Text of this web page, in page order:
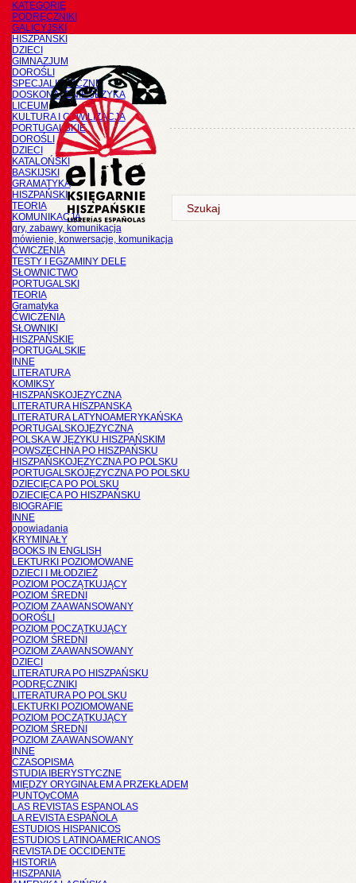
KATEGORIE
PODRĘCZNIKI
GALICYJSKI
HISZPAŃSKI
DZIECI
GIMNAZJUM
DOROŚLI
SPECJALISTYCZNE
DOSKONALENIE JĘZYKA
LICEUM
KULTURA I CYWILIZACJA
PORTUGALSKIE
DOROŚLI
DZIECI
KATALOŃSKI
BASKIJSKI
GRAMATYKA
HISZPAŃSKI
TEORIA
KOMUNIKACJA
gry, zabawy, komunikacja
mówienie, konwersacje, komunikacja
ĆWICZENIA
TESTY I EGZAMINY DELE
SŁOWNICTWO
PORTUGALSKI
TEORIA
Gramatyka
ĆWICZENIA
SŁOWNIKI
HISZPAŃSKIE
PORTUGALSKIE
INNE
LITERATURA
KOMIKSY
HISZPAŃSKOJĘZYCZNA
LITERATURA HISZPANSKA
LITERATURA LATYNOAMERYKAŃSKA
PORTUGALSKOJĘZYCZNA
POLSKA W JĘZYKU HISZPAŃSKIM
POWSZECHNA PO HISZPAŃSKU
HISZPAŃSKOJĘZYCZNA PO POLSKU
PORTUGALSKOJĘZYCZNA PO POLSKU
DZIECIĘCA PO POLSKU
DZIECIĘCA PO HISZPAŃSKU
BIOGRAFIE
INNE
opowiadania
KRYMINAŁY
BOOKS IN ENGLISH
LEKTURKI POZIOMOWANE
DZIECI I MŁODZIEŻ
POZIOM POCZĄTKUJĄCY
POZIOM ŚREDNI
POZIOM ZAAWANSOWANY
DOROŚLI
POZIOM POCZĄTKUJĄCY
POZIOM ŚREDNI
POZIOM ZAAWANSOWANY
DZIECI
LITERATURA PO HISZPAŃSKU
PODRĘCZNIKI
LITERATURA PO POLSKU
LEKTURKI POZIOMOWANE
POZIOM POCZĄTKUJĄCY
POZIOM ŚREDNI
POZIOM ZAAWANSOWANY
INNE
CZASOPISMA
STUDIA IBERYSTYCZNE
MIĘDZY ORYGINAŁEM A PRZEKŁADEM
PUNTOyCOMA
LAS REVISTAS ESPANOLAS
LA REVISTA ESPAÑOLA
ESTUDIOS HISPANICOS
ESTUDIOS LATINOAMERICANOS
REVISTA DE OCCIDENTE
HISTORIA
HISZPANIA